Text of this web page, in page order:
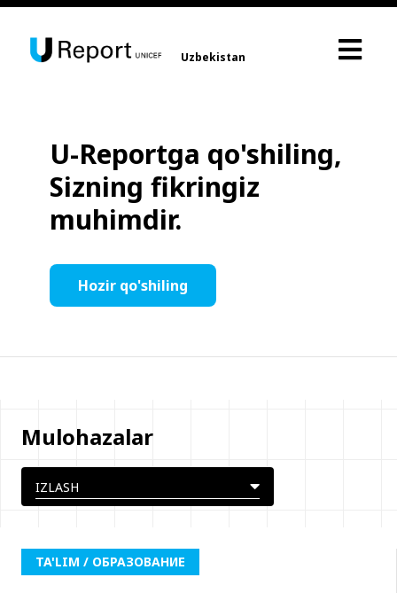
Uzbekistan
U-Reportga qo'shiling,
Sizning fikringiz
muhimdir.
Hozir qo'shiling
Mulohazalar
TA'LIM / ОБРАЗОВАНИЕ